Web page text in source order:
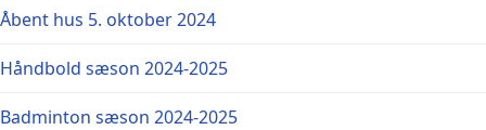
Åbent hus 5. oktober 2024
Håndbold sæson 2024-2025
Badminton sæson 2024-2025